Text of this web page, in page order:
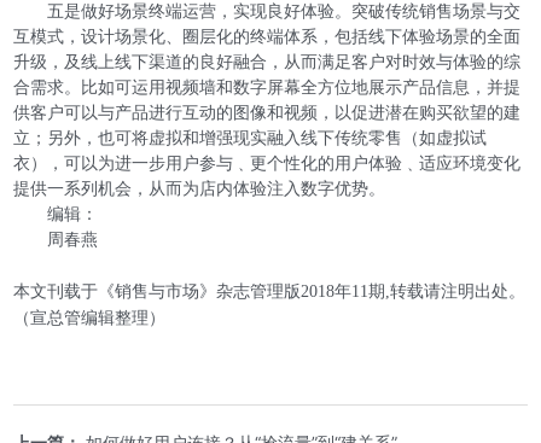
五是做好场景终端运营，实现良好体验。突破传统销售场景与交
互模式，设计场景化、圈层化的终端体系，包括线下体验场景的全面
升级，及线上线下渠道的良好融合，从而满足客户对时效与体验的综
合需求。比如可运用视频墙和数字屏幕全方位地展示产品信息，并提
供客户可以与产品进行互动的图像和视频，以促进潜在购买欲望的建
立；另外，也可将虚拟和增强现实融入线下传统零售（如虚拟试
衣），可以为进一步用户参与﹑更个性化的用户体验﹑适应环境变化
提供一系列机会，从而为店内体验注入数字优势。
编辑：
周春燕
本文刊载于《销售与市场》杂志管理版2018年11期,转载请注明出处。
（宣总管编辑整理）